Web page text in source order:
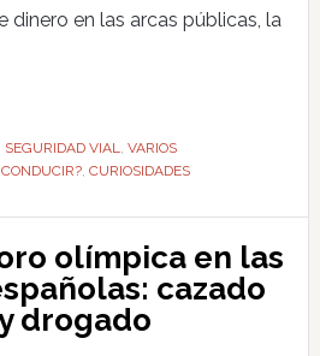
dinero en las arcas públicas, la
SEGURIDAD VIAL, VARIOS
, CURIOSIDADES
olímpica en las
cazado
drogado